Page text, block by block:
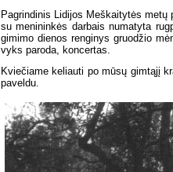
Pagrindinis Lidijos Meškaitytės
su menininkės darbais numatyta
gimimo dienos renginys gruodžio
vyks paroda, koncertas.
Kviečiame keliauti po mūsų gimtąjį
paveldu.